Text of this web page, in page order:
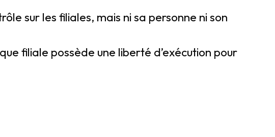
sur les filiales, mais ni sa personne ni son
filiale possède une liberté d’exécution pour